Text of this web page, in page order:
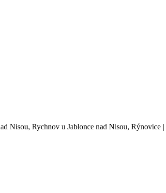
Nisou, Rychnov u Jablonce nad Nisou, Rýnovice |